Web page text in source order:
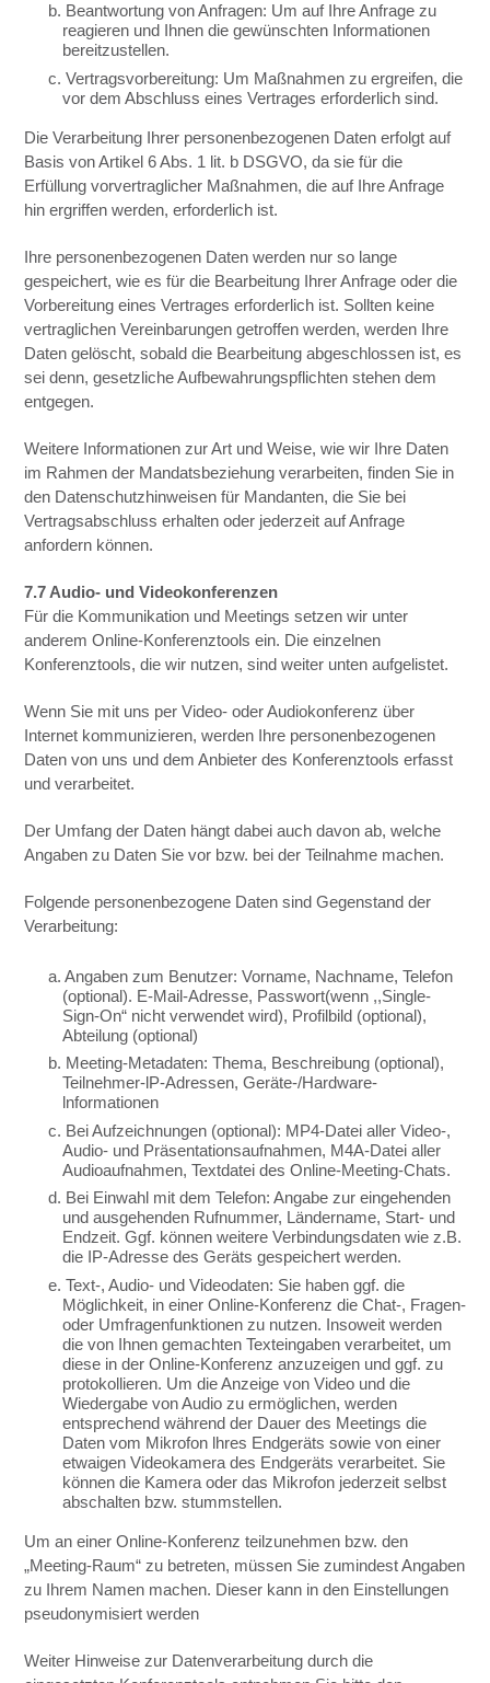
b. Beantwortung von Anfragen: Um auf Ihre Anfrage zu
reagieren und Ihnen die gewünschten Informationen
bereitzustellen.
c. Vertragsvorbereitung: Um Maßnahmen zu ergreifen, die
vor dem Abschluss eines Vertrages erforderlich sind.
Die Verarbeitung Ihrer personenbezogenen Daten erfolgt auf
Basis von Artikel 6 Abs. 1 lit. b DSGVO, da sie für die
Erfüllung vorvertraglicher Maßnahmen, die auf Ihre Anfrage
hin ergriffen werden, erforderlich ist.
Ihre personenbezogenen Daten werden nur so lange
gespeichert, wie es für die Bearbeitung Ihrer Anfrage oder die
Vorbereitung eines Vertrages erforderlich ist. Sollten keine
vertraglichen Vereinbarungen getroffen werden, werden Ihre
Daten gelöscht, sobald die Bearbeitung abgeschlossen ist, es
sei denn, gesetzliche Aufbewahrungspflichten stehen dem
entgegen.
Weitere Informationen zur Art und Weise, wie wir Ihre Daten
im Rahmen der Mandatsbeziehung verarbeiten, finden Sie in
den Datenschutzhinweisen für Mandanten, die Sie bei
Vertragsabschluss erhalten oder jederzeit auf Anfrage
anfordern können.
7.7 Audio- und Videokonferenzen
Für die Kommunikation und Meetings setzen wir unter
anderem Online-Konferenztools ein. Die einzelnen
Konferenztools, die wir nutzen, sind weiter unten aufgelistet.
Wenn Sie mit uns per Video- oder Audiokonferenz über
Internet kommunizieren, werden Ihre personenbezogenen
Daten von uns und dem Anbieter des Konferenztools erfasst
und verarbeitet.
Der Umfang der Daten hängt dabei auch davon ab, welche
Angaben zu Daten Sie vor bzw. bei der Teilnahme machen.
Folgende personenbezogene Daten sind Gegenstand der
Verarbeitung:
a. Angaben zum Benutzer: Vorname, Nachname, Telefon
(optional). E-Mail-Adresse, Passwort(wenn ,,Single-
Sign-On“ nicht verwendet wird), Profilbild (optional),
Abteilung (optional)
b. Meeting-Metadaten: Thema, Beschreibung (optional),
Teilnehmer-lP-Adressen, Geräte-/Hardware-
lnformationen
c. Bei Aufzeichnungen (optional): MP4-Datei aller Video-,
Audio- und Präsentationsaufnahmen, M4A-Datei aller
Audioaufnahmen, Textdatei des Online-Meeting-Chats.
d. Bei Einwahl mit dem Telefon: Angabe zur eingehenden
und ausgehenden Rufnummer, Ländername, Start- und
Endzeit. Ggf. können weitere Verbindungsdaten wie z.B.
die IP-Adresse des Geräts gespeichert werden.
e. Text-, Audio- und Videodaten: Sie haben ggf. die
Möglichkeit, in einer Online-Konferenz die Chat-, Fragen-
oder Umfragenfunktionen zu nutzen. Insoweit werden
die von Ihnen gemachten Texteingaben verarbeitet, um
diese in der Online-Konferenz anzuzeigen und ggf. zu
protokollieren. Um die Anzeige von Video und die
Wiedergabe von Audio zu ermöglichen, werden
entsprechend während der Dauer des Meetings die
Daten vom Mikrofon lhres Endgeräts sowie von einer
etwaigen Videokamera des Endgeräts verarbeitet. Sie
können die Kamera oder das Mikrofon jederzeit selbst
abschalten bzw. stummstellen.
Um an einer Online-Konferenz teilzunehmen bzw. den
„Meeting-Raum“ zu betreten, müssen Sie zumindest Angaben
zu Ihrem Namen machen. Dieser kann in den Einstellungen
pseudonymisiert werden
Weiter Hinweise zur Datenverarbeitung durch die